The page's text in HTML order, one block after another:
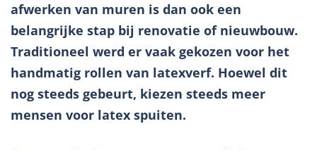
afwerken van muren is dan ook een
belangrijke stap bij renovatie of nieuwbouw.
Traditioneel werd er vaak gekozen voor het
handmatig rollen van latexverf. Hoewel dit
nog steeds gebeurt, kiezen steeds meer
mensen voor latex spuiten.